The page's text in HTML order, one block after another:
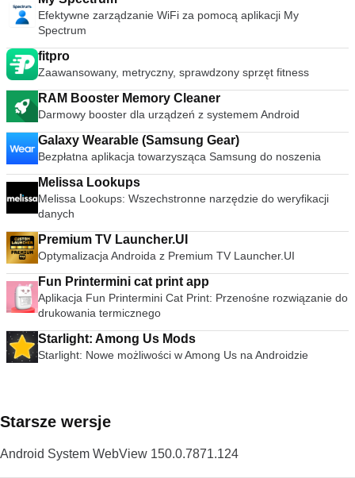
Efektywne zarządzanie WiFi za pomocą aplikacji My
Spectrum
fitpro
Zaawansowany, metryczny, sprawdzony sprzęt fitness
RAM Booster Memory Cleaner
Darmowy booster dla urządzeń z systemem Android
Galaxy Wearable (Samsung Gear)
Bezpłatna aplikacja towarzysząca Samsung do noszenia
Melissa Lookups
Melissa Lookups: Wszechstronne narzędzie do weryfikacji
danych
Premium TV Launcher.UI
Optymalizacja Androida z Premium TV Launcher.UI
Fun Printermini cat print app
Aplikacja Fun Printermini Cat Print: Przenośne rozwiązanie do
drukowania termicznego
Starlight: Among Us Mods
Starlight: Nowe możliwości w Among Us na Androidzie
Starsze wersje
Android System WebView 150.0.7871.124